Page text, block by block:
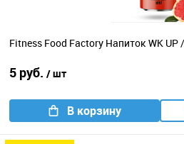
Fitness Food Factory Напиток WK
5 руб. / шт
В корзину